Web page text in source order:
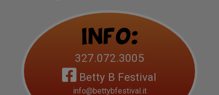
Info:
327.072.3005
Betty B Festival
info@bettybfestival.it